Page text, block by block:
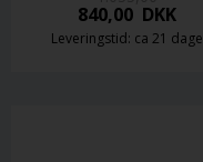
840,00 DKK
Leveringstid: ca 21 dage